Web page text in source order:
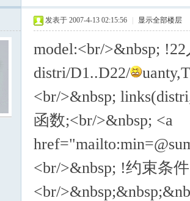
发表于 2007-4-13 02:15:56 显示全部楼层
model:<br/>&nbsp;
distri/D1..D22/
<br/>&nbsp;
函数;<br/>&nbsp; <a
<br/>&nbsp; !约束条
<br/